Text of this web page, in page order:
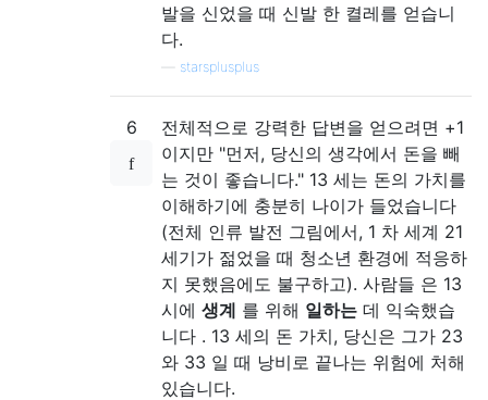
발을 신었을 때 신발 한 켤레를 얻습니
다.
starsplusplus
6
전체적으로 강력한 답변을 얻으려면 +1
이지만 "먼저, 당신의 생각에서 돈을 빼
는 것이 좋습니다." 13 세는 돈의 가치를
이해하기에 충분히 나이가 들었습니다
(전체 인류 발전 그림에서, 1 차 세계 21
세기가 젊었을 때 청소년 환경에 적응하
지 못했음에도 불구하고). 사람들 은 13
시에 생계 를 위해 일하는 데 익숙했습
니다 . 13 세의 돈 가치, 당신은 그가 23
와 33 일 때 낭비로 끝나는 위험에 처해
있습니다.